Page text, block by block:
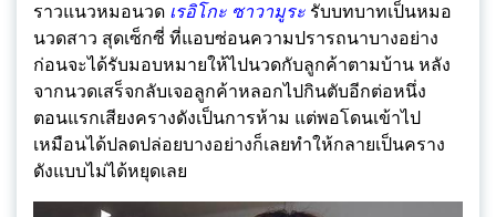
ราวแนวหมอนวด เรอิโกะ ซาวามูระ รับบทบาทเป็นหมอ
นวดสาว สุดเซ็กซี่ ที่แอบซ่อนความปรารถนาบางอย่าง
ก่อนจะได้รับมอบหมายให้ไปนวดกับลูกค้าตามบ้าน หลัง
จากนวดเสร็จกลับเจอลูกค้าหลอกไปกินตับอีกต่อหนึ่ง
ตอนแรกเสียงครางดังเป็นการห้าม แต่พอโดนเข้าไป
เหมือนได้ปลดปล่อยบางอย่างก็เลยทำให้กลายเป็นคราง
ดังแบบไม่ได้หยุดเลย